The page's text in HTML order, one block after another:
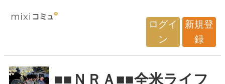
ログイ
ン
新規登
録
■■ＮＲＡ■■全米ライフ